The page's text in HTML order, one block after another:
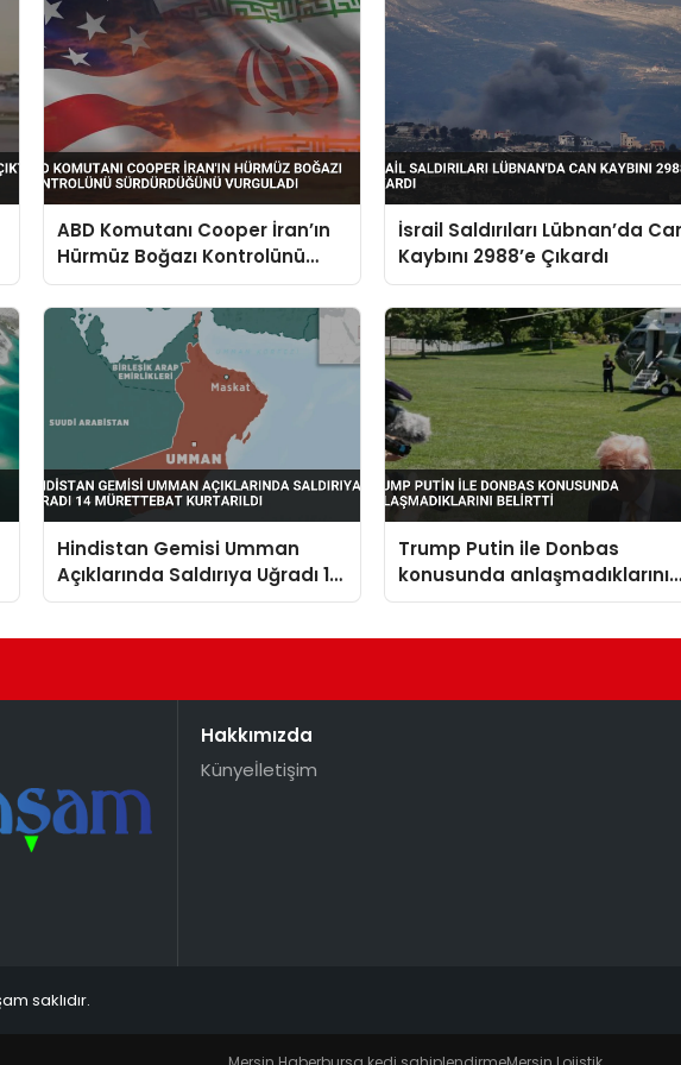
ABD Komutanı Cooper İran’ın
Hürmüz Boğazı Kontrolünü
Sürdürdüğünü Vurguladı
İsrail Saldırıları Lübnan’da
Kaybını 2988’e Çıkardı
Hindistan Gemisi Umman
Açıklarında Saldırıya Uğradı 14
Mürettebat Kurtarıldı
Trump Putin ile Donbas
konusunda anlaşmadıklarını
belirtti
Hakkımızda
Künyeİletişim
saklıdır.